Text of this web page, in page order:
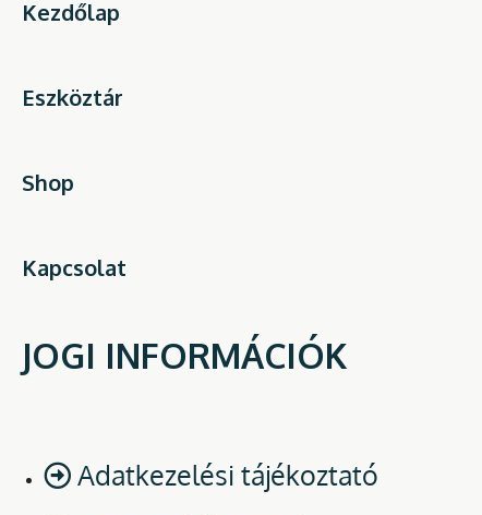
Kezdőlap
Eszköztár
Shop
Kapcsolat
JOGI INFORMÁCIÓK
Adatkezelési tájékoztató